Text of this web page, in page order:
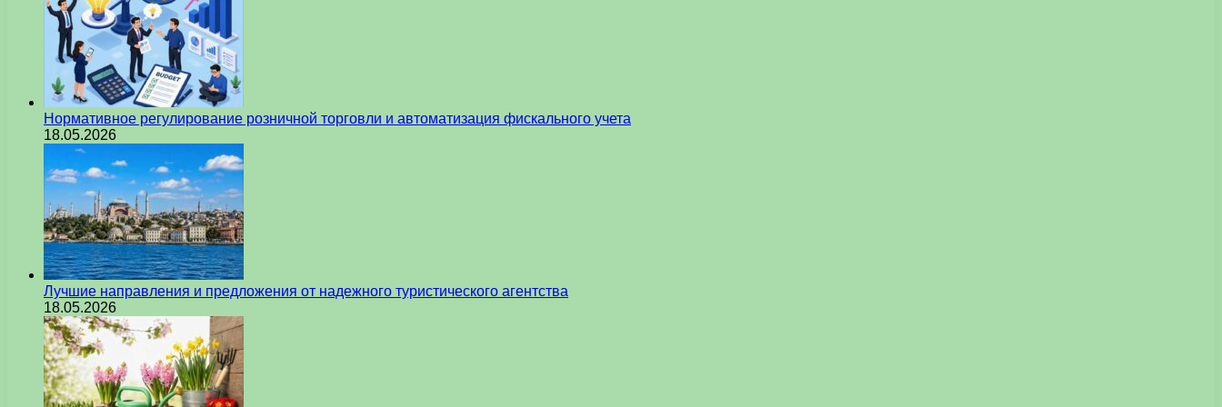
Нормативное регулирование розничной торговли и автоматизация фискального учета
18.05.2026
Лучшие направления и предложения от надежного туристического агентства
18.05.2026